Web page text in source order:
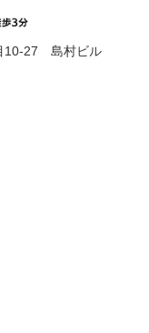
10-27 島村ビル